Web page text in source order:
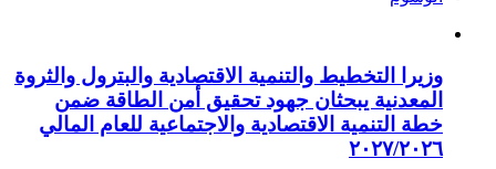
وزيرا التخطيط والتنمية الاقتصادية والبترول والثروة
المعدنية يبحثان جهود تحقيق أمن الطاقة ضمن
خطة التنمية الاقتصادية والاجتماعية للعام المالي
٢٠٢٧/٢٠٢٦